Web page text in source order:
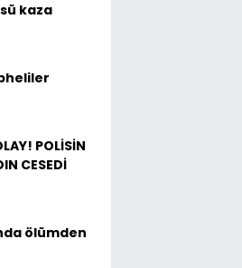
kaza
POLİSİN
CESEDİ
ölümden